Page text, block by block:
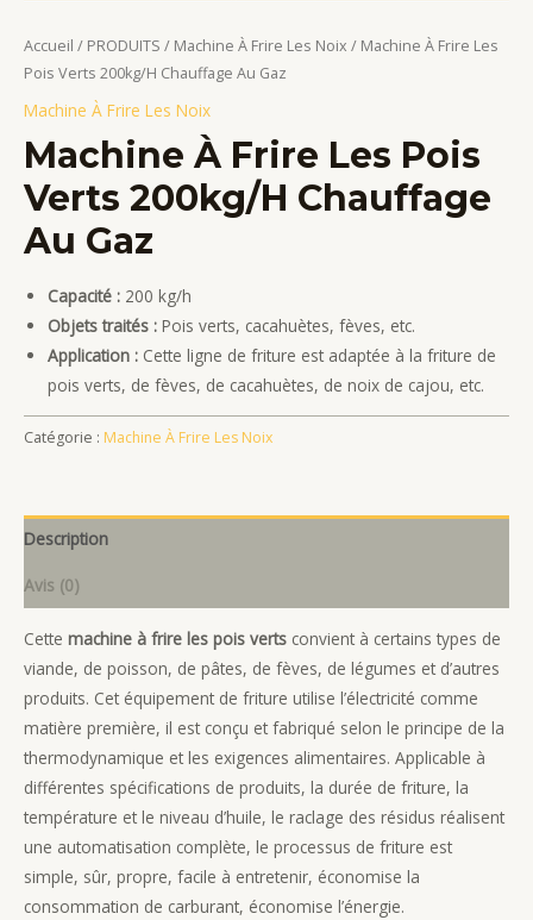
Accueil / PRODUITS / Machine À Frire Les Noix / Machine À Frire Les
Pois Verts 200kg/H Chauffage Au Gaz
Machine À Frire Les Noix
Machine À Frire Les Pois
Verts 200kg/H Chauffage
Au Gaz
Capacité : 200 kg/h
Objets traités : Pois verts, cacahuètes, fèves, etc.
Application : Cette ligne de friture est adaptée à la friture de
pois verts, de fèves, de cacahuètes, de noix de cajou, etc.
Catégorie : Machine À Frire Les Noix
Description
Avis (0)
Cette machine à frire les pois verts convient à certains types de
viande, de poisson, de pâtes, de fèves, de légumes et d’autres
produits. Cet équipement de friture utilise l’électricité comme
matière première, il est conçu et fabriqué selon le principe de la
thermodynamique et les exigences alimentaires. Applicable à
différentes spécifications de produits, la durée de friture, la
température et le niveau d’huile, le raclage des résidus réalisent
une automatisation complète, le processus de friture est
simple, sûr, propre, facile à entretenir, économise la
consommation de carburant, économise l’énergie.